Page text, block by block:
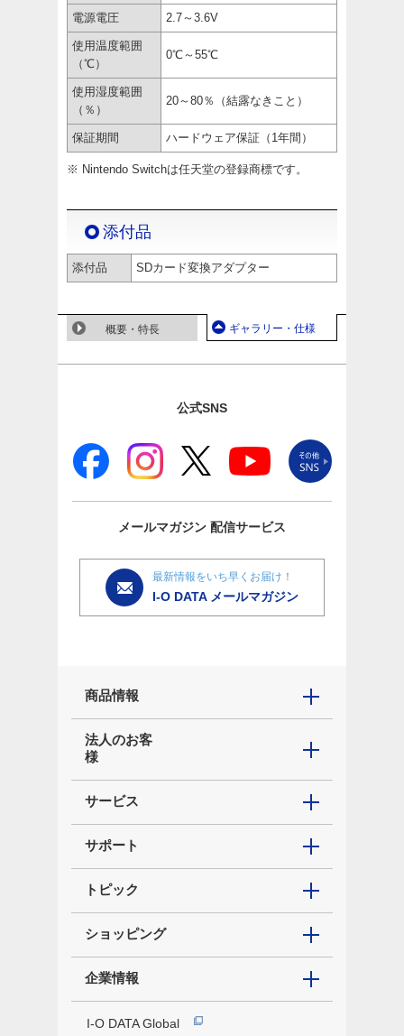
電源電圧 2.7～3.6V
使用温度範囲
（℃）
0℃～55℃
使用湿度範囲
（％）
20～80％（結露なきこと）
保証期間 ハードウェア保証（1年間）
※ Nintendo Switchは任天堂の登録商標です。
添付品
添付品 SDカード変換アダプター
概要・特長 ギャラリー・仕様
公式SNS
メールマガジン 配信サービス
最新情報をいち早くお届け！
I-O DATA メールマガジン
商品情報
法人のお客
様
サービス
サポート
トピック
ショッピング
企業情報
I-O DATA Global